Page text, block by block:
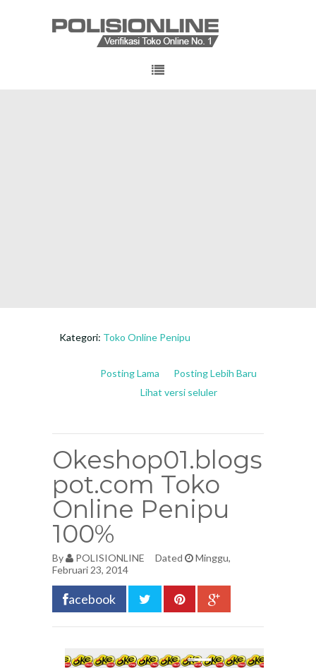
Kategori: Toko Online Penipu
Posting Lebih Baru
Posting Lama
Lihat versi seluler
Okeshop01.blogs
pot.com Toko
Online Penipu
100%
By POLISIONLINE Dated
Minggu,
Februari 23, 2014
acebook